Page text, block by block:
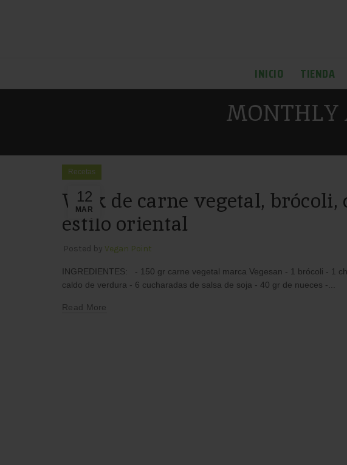
INICIO TIENDA
MONTHLY
12
MAR
Recetas
Wok de carne vegetal, brócoli,
estilo oriental
Posted by Vegan Point
INGREDIENTES: - 150 gr carne vegetal marca Vegesan - 1 brócoli - 1
caldo de verdura - 6 cucharadas de salsa de soja - 40 gr de nueces -...
Read More